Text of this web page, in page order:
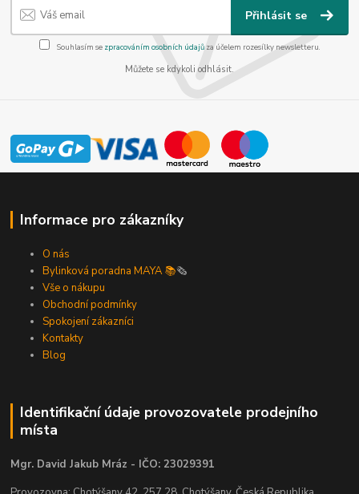
Přihlásit se
Souhlasím se zpracováním osobních údajůza účelem rozesílky newsletteru.
Můžete se kdykoli odhlásit.
Informace pro zákazníky
O nás
Bylinková poradna MAYA 📚🗞️
Vše o nákupu
Obchodní podmínky
Spokojení zákazníci
Kontakty
Blog
Identifikační údaje provozovatele prodejního
místa
Mgr. David Jakub Mráz - IČO: 23029391